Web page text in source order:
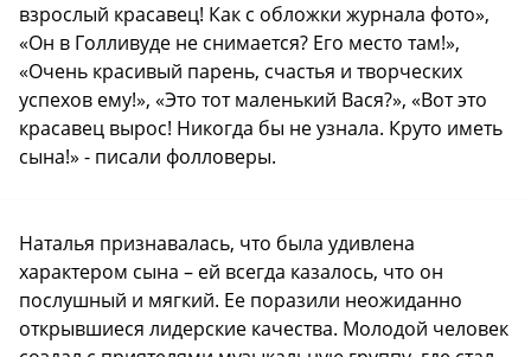
взрослый красавец! Как с обложки журнала фото»,
«Он в Голливуде не снимается? Его место там!»,
«Очень красивый парень, счастья и творческих
успехов ему!», «Это тот маленький Вася?», «Вот это
красавец вырос! Никогда бы не узнала. Круто иметь
сына!» - писали фолловеры.
Наталья признавалась, что была удивлена
характером сына – ей всегда казалось, что он
послушный и мягкий. Ее поразили неожиданно
открывшиеся лидерские качества. Молодой человек